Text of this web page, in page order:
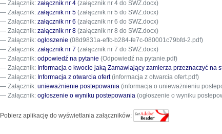
Załącznik: załącznik nr 4 (załącznik nr 4 do SWZ.docx)
Załącznik: załącznik nr 5 (załącznik nr 5 do SWZ.docx)
Załącznik: załącznik nr 6 (załącznik nr 6 do SWZ.docx)
Załącznik: załącznik nr 8 (załącznik nr 8 do SWZ.docx)
Załącznik: ogłoszenie (08d9831a-effc-b284-fe7c-080001c79bfd-2.pdf)
Załącznik: załącznik nr 7 (załącznik nr 7 do SWZ.docx)
Załącznik: odpowiedź na pytanie (Odpowiedź na pytanie.pdf)
Załącznik: Informacja o kwocie jaką Zamawiający zamierza przeznaczyć na
Załącznik: Informacja z otwarcia ofert(informacja z otwarcia ofert.pdf)
Załącznik: unieważnienie postepowania (informacja o unieważnieniu
Załącznik: ogłoszenie o wyniku postepowania (ogłoszenie o wyniku
Pobierz aplikację do wyświetlania załączników: